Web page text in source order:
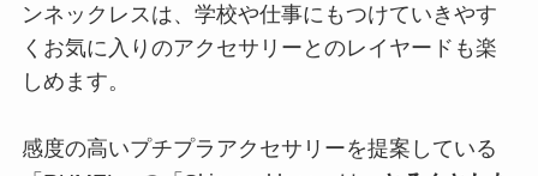
ンネックレスは、学校や仕事にもつけていきやす
くお気に入りのアクセサリーとのレイヤードも楽
しめます。
感度の高いプチプラアクセサリーを提案している